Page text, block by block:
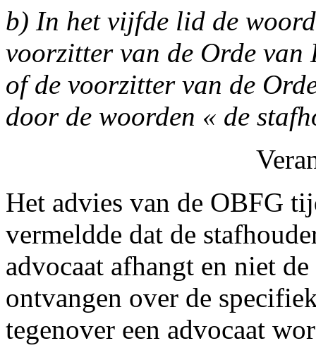
b) In het vijfde lid de
voorzitter van de Orde
of de voorzitter van de
door de woorden « de
Het advies van de OBFG
vermeldde dat de
advocaat afhangt en niet
ontvangen over de
tegenover een advocaat